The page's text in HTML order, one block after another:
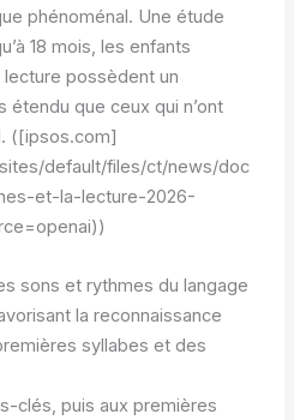
phénoménal. Une étude
18 mois, les enfants
possèdent un
étendu que ceux qui n’ont
([ipsos.com]
default/files/ct/news/doc
et-la-lecture-2026-
sons et rythmes du langage
la reconnaissance
syllabes et des
clés, puis aux premières